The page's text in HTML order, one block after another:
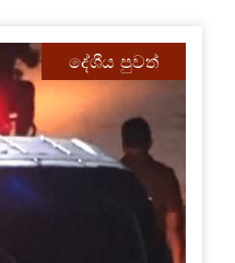
දේශීය පුවත්